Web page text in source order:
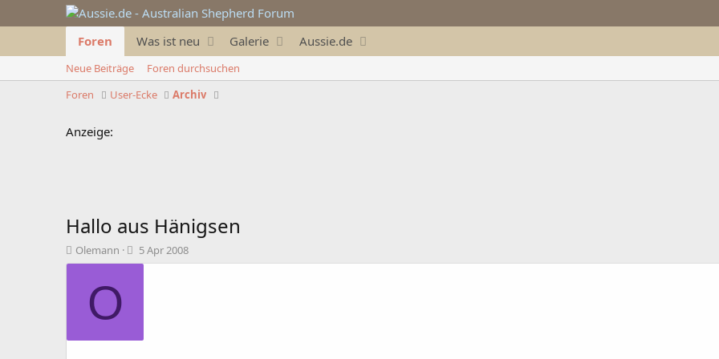
Foren Was ist neu Galerie Aussie.de
Neue Beiträge
Foren durchsuchen
Foren
User-Ecke Archiv
Anzeige:
Hallo aus Hänigsen
T
h
Olemann
B
e
5 Apr 2008
O